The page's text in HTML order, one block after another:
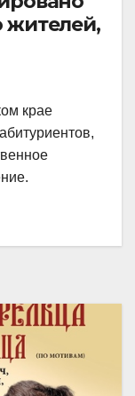
жителей,
с
крае